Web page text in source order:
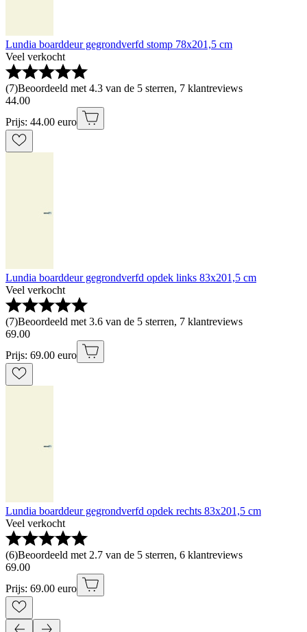
Lundia boarddeur gegrondverfd stomp 78x201,5 cm
Veel verkocht
(7)Beoordeeld met 4.3 van de 5 sterren, 7 klantreviews
44.00
Prijs: 44.00 euro
Lundia boarddeur gegrondverfd opdek links 83x201,5 cm
Veel verkocht
(7)Beoordeeld met 3.6 van de 5 sterren, 7 klantreviews
69.00
Prijs: 69.00 euro
Lundia boarddeur gegrondverfd opdek rechts 83x201,5 cm
Veel verkocht
(6)Beoordeeld met 2.7 van de 5 sterren, 6 klantreviews
69.00
Prijs: 69.00 euro